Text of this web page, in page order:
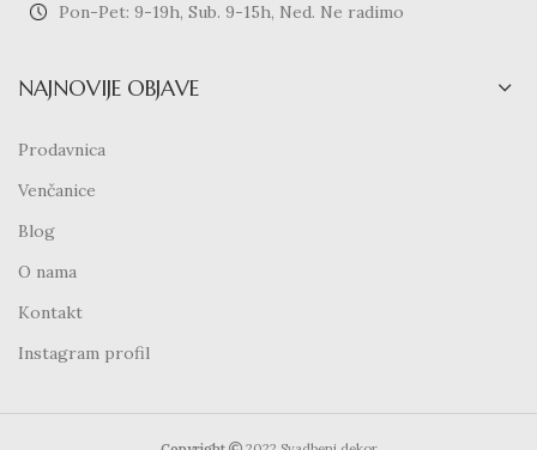
Pon-Pet: 9-19h, Sub. 9-15h, Ned. Ne radimo
NAJNOVIJE OBJAVE
Prodavnica
Venčanice
Blog
O nama
Kontakt
Instagram profil